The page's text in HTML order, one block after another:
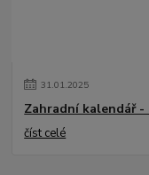
31.01.2025
Zahradní kalendář -
číst celé